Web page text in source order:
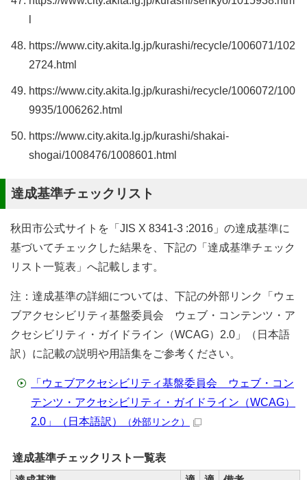
https://www.city.akita.lg.jp/kurashi/recycle/1006071/102
2724.html
https://www.city.akita.lg.jp/kurashi/recycle/1006072/100
9935/1006262.html
https://www.city.akita.lg.jp/kurashi/shakai-
shogai/1008476/1008601.html
達成基準チェックリスト
秋田市公式サイトを「JIS X 8341-3 :2016」の達成基準に
基づいてチェックした結果を、下記の「達成基準チェック
リスト一覧表」へ記載します。
注：達成基準の詳細については、下記の外部リンク「ウェ
ブアクセシビリティ基盤委員会 ウェブ・コンテンツ・ア
クセシビリティ・ガイドライン（WCAG）2.0」（日本語
訳）に記載の説明や用語集をご参考ください。
「ウェブアクセシビリティ基盤委員会 ウェブ・コン
テンツ・アクセシビリティ・ガイドライン（WCAG）
2.0」（日本語訳）
（外部リンク）
達成基準チェックリスト一覧表